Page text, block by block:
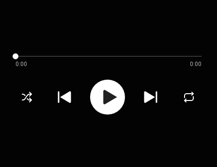
0:00 0:00